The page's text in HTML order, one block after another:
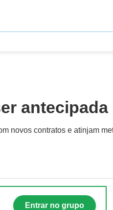
antecipada
novos contratos e atinjam
Entrar no grupo